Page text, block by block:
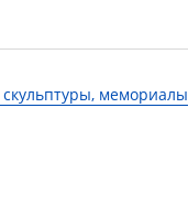
мемориалы